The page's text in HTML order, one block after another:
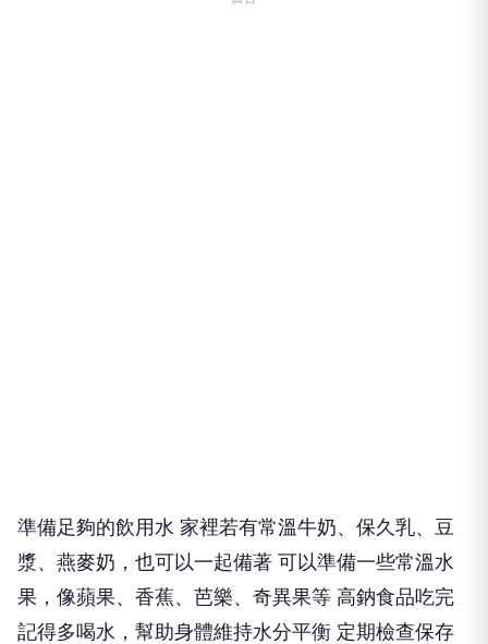
準備足夠的飲用水 家裡若有常溫牛奶、保久乳、豆
漿、燕麥奶，也可以一起備著 可以準備一些常溫水
果，像蘋果、香蕉、芭樂、奇異果等 高鈉食品吃完
記得多喝水，幫助身體維持水分平衡 定期檢查保存